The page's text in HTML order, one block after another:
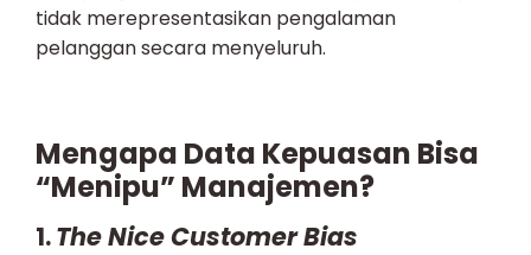
tidak merepresentasikan pengalaman
pelanggan secara menyeluruh.
Mengapa Data Kepuasan Bisa
“Menipu” Manajemen?
1.The Nice Customer Bias